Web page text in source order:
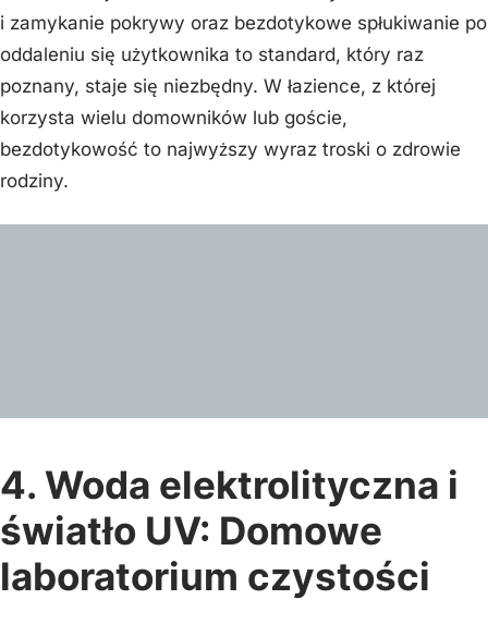
i zamykanie pokrywy oraz bezdotykowe spłukiwanie po
oddaleniu się użytkownika to standard, który raz
poznany, staje się niezbędny. W łazience, z której
korzysta wielu domowników lub goście,
bezdotykowość to najwyższy wyraz troski o zdrowie
rodziny.
4. Woda elektrolityczna i
światło UV: Domowe
laboratorium czystości